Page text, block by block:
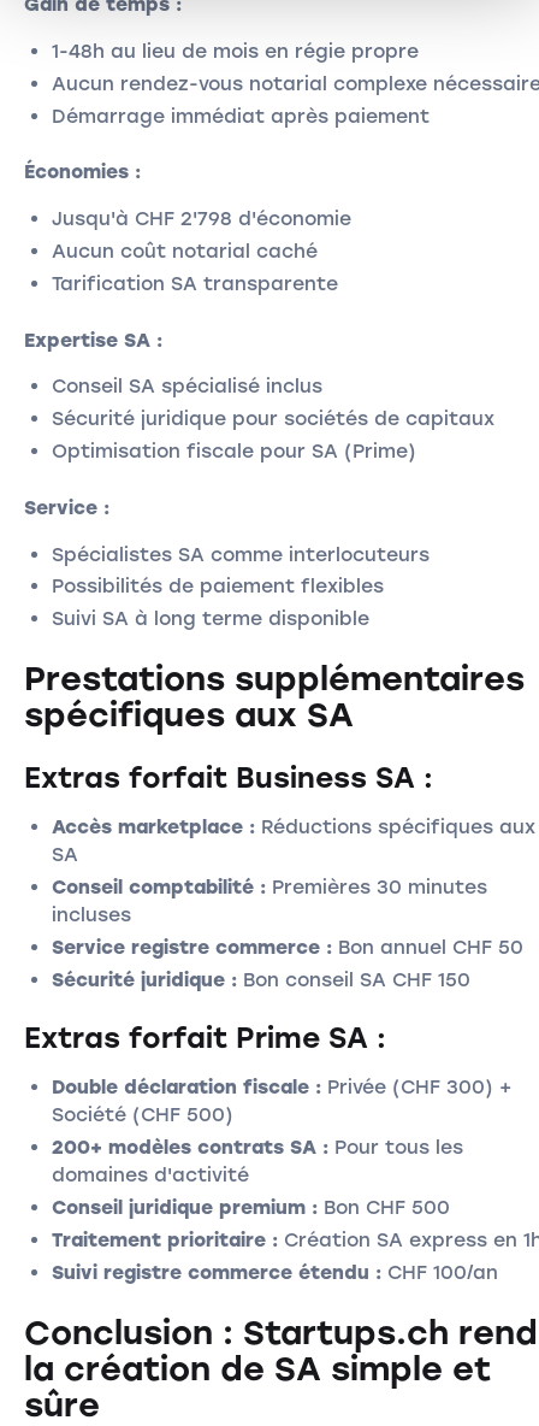
1-48h au lieu de mois en régie propre
Aucun rendez-vous notarial complexe
Démarrage immédiat après paiement
Économies :
Jusqu'à CHF 2'798 d'économie
Aucun coût notarial caché
Tarification SA transparente
Expertise SA :
Conseil SA spécialisé inclus
Sécurité juridique pour sociétés de capitaux
Optimisation fiscale pour SA (Prime)
Service :
Spécialistes SA comme interlocuteurs
Possibilités de paiement flexibles
Suivi SA à long terme disponible
Prestations supplémentaires
spécifiques aux SA
Extras forfait Business SA :
Accès marketplace : Réductions spécifiques aux
SA
Conseil comptabilité : Premières 30 minutes
incluses
Service registre commerce : Bon annuel CHF 50
Sécurité juridique : Bon conseil SA CHF 150
Extras forfait Prime SA :
Double déclaration fiscale : Privée (CHF 300) +
Société (CHF 500)
200+ modèles contrats SA : Pour tous les
domaines d'activité
Conseil juridique premium : Bon CHF 500
Traitement prioritaire : Création SA express en
Suivi registre commerce étendu : CHF 100/an
Conclusion : Startups.ch rend
la création de SA simple et
sûre